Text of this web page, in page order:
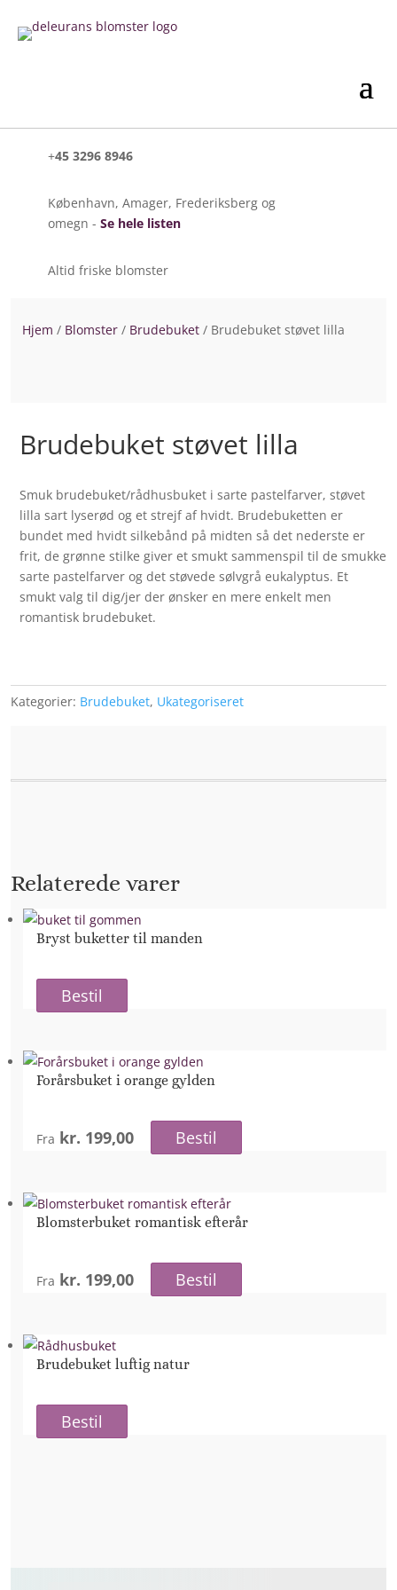
+45 3296 8946
København, Amager, Frederiksberg og
omegn - Se hele listen
Altid friske blomster
Hjem / Blomster / Brudebuket / Brudebuket støvet lilla
Brudebuket støvet lilla
Smuk brudebuket/rådhusbuket i sarte pastelfarver, støvet
lilla sart lyserød og et strejf af hvidt. Brudebuketten er
bundet med hvidt silkebånd på midten så det nederste er
frit, de grønne stilke giver et smukt sammenspil til de smukke
sarte pastelfarver og det støvede sølvgrå eukalyptus. Et
smukt valg til dig/jer der ønsker en mere enkelt men
romantisk brudebuket.
Kategorier: Brudebuket, Ukategoriseret
Relaterede varer
Bryst buketter til manden
Bestil
Forårsbuket i orange gylden
Fra kr. 199,00 Bestil
Blomsterbuket romantisk efterår
Fra kr. 199,00 Bestil
Brudebuket luftig natur
Bestil